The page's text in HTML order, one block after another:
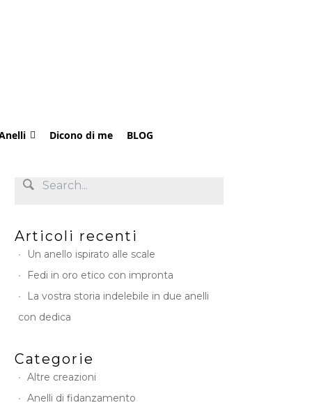
Dicono di me BLOG
Articoli recenti
Un anello ispirato alle scale
Fedi in oro etico con impronta
La vostra storia indelebile in due anelli
con dedica
Categorie
Altre creazioni
Anelli di fidanzamento